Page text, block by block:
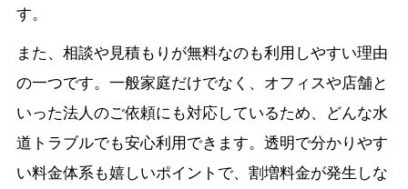
す。
また、相談や見積もりが無料なのも利用しやすい理由
の一つです。一般家庭だけでなく、オフィスや店舗と
いった法人のご依頼にも対応しているため、どんな水
道トラブルでも安心利用できます。透明で分かりやす
い料金体系も嬉しいポイントで、割増料金が発生しな